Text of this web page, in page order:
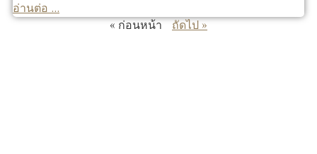
อ่านต่อ ...
« ก่อนหน้า
ถัดไป »